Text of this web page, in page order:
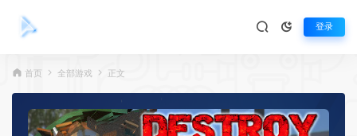
登录
首页 全部游戏 正文